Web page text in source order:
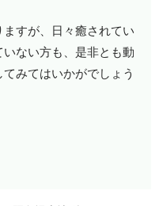
すが、日々癒されてい
ない方も、是非とも動
みてはいかがでしょう